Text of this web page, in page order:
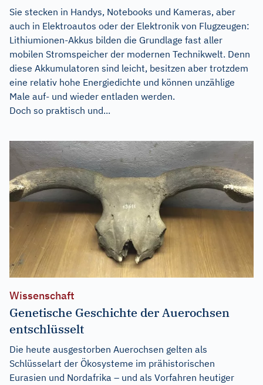
Sie stecken in Handys, Notebooks und Kameras, aber
auch in Elektroautos oder der Elektronik von Flugzeugen:
Lithiumionen-Akkus bilden die Grundlage fast aller
mobilen Stromspeicher der modernen Technikwelt. Denn
diese Akkumulatoren sind leicht, besitzen aber trotzdem
eine relativ hohe Energiedichte und können unzählige
Male auf- und wieder entladen werden.
Doch so praktisch und...
Wissenschaft
Genetische Geschichte der Auerochsen
entschlüsselt
Die heute ausgestorben Auerochsen gelten als
Schlüsselart der Ökosysteme im prähistorischen
Eurasien und Nordafrika – und als Vorfahren heutiger